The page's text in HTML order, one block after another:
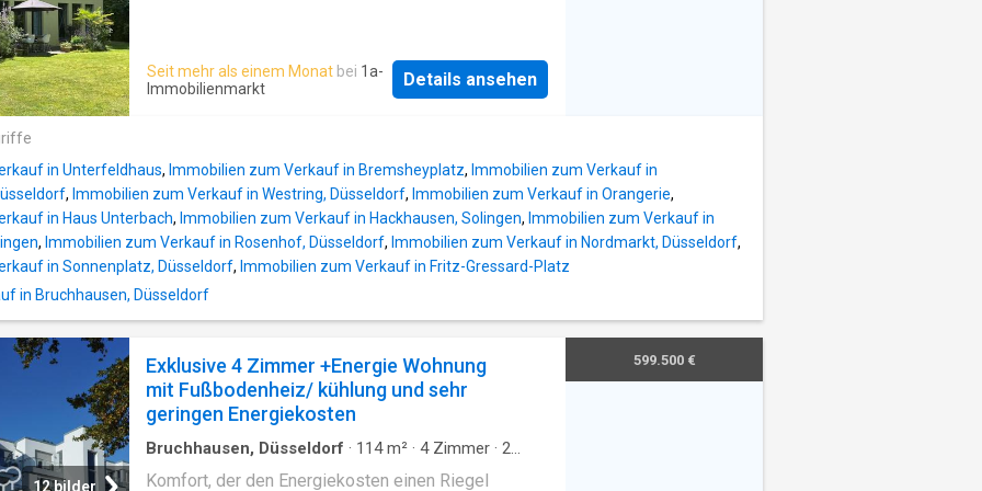
Seit mehr als einem Monat bei 1a-
Immobilienmarkt
Details ansehen
in Unterfeldhaus, Immobilien zum Verkauf in Bremsheyplatz, Immobilien zum Verkauf in
, Immobilien zum Verkauf in Westring, Düsseldorf, Immobilien zum Verkauf in Orangerie,
in Haus Unterbach, Immobilien zum Verkauf in Hackhausen, Solingen, Immobilien zum Verkauf in
, Immobilien zum Verkauf in Rosenhof, Düsseldorf, Immobilien zum Verkauf in Nordmarkt, Düsseldorf,
in Sonnenplatz, Düsseldorf, Immobilien zum Verkauf in Fritz-Gressard-Platz
in Bruchhausen, Düsseldorf
12 bilder
Exklusive 4 Zimmer +Energie Wohnung
mit Fußbodenheiz/ kühlung und sehr
geringen Energiekosten
Bruchhausen, Düsseldorf · 114m² · 4Zimmer · 2
Badezimmer
Komfort, der den Energiekosten einen Riegel
599.500 €